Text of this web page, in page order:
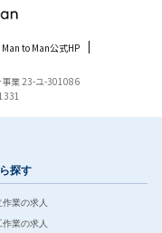
Man to Man公式HP
業 23-ユ-301086
探す
作業の求人
作業の求人